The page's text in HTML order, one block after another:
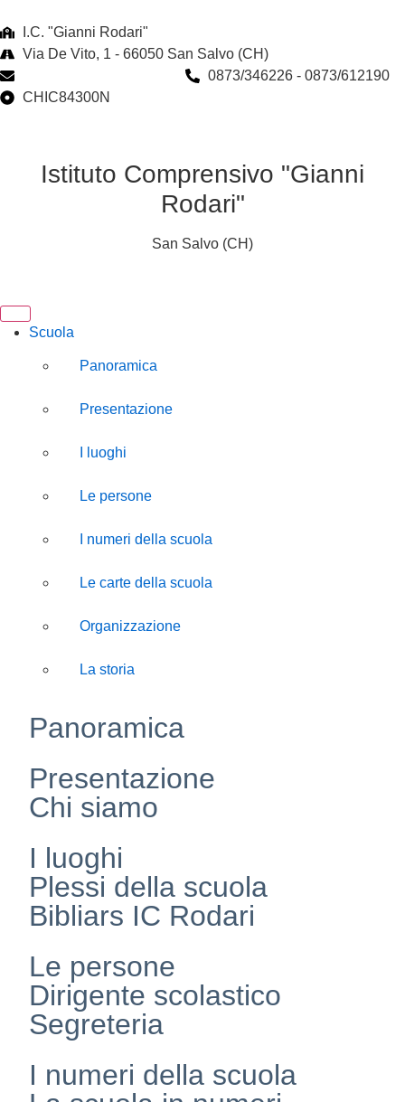
I.C. "Gianni Rodari"
Via De Vito, 1 - 66050 San Salvo (CH)
0873/346226 - 0873/612190
CHIC84300N
Istituto Comprensivo "Gianni
Rodari"
San Salvo (CH)
Scuola
Panoramica
Presentazione
I luoghi
Le persone
I numeri della scuola
Le carte della scuola
Organizzazione
La storia
Panoramica
Presentazione
Chi siamo
I luoghi
Plessi della scuola
Bibliars IC Rodari
Le persone
Dirigente scolastico
Segreteria
I numeri della scuola